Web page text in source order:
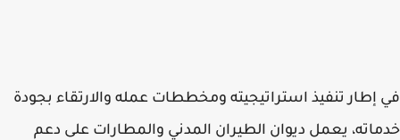
إطار تنفيذ استراتيجيته ومخططات عمله والارتقاء بجودة
يعمل ديوان الطيران المدني والمطارات على دعم